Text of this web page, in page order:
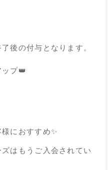
後の付与となります。
プ👑
におすすめ✨
はもうご入会されてい